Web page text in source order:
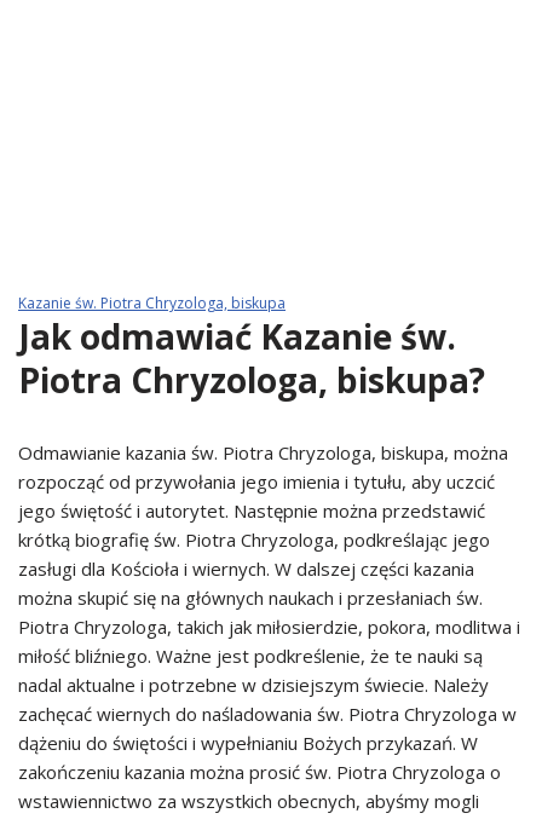
Kazanie św. Piotra Chryzologa, biskupa
Jak odmawiać Kazanie św.
Piotra Chryzologa, biskupa?
Odmawianie kazania św. Piotra Chryzologa, biskupa, można
rozpocząć od przywołania jego imienia i tytułu, aby uczcić
jego świętość i autorytet. Następnie można przedstawić
krótką biografię św. Piotra Chryzologa, podkreślając jego
zasługi dla Kościoła i wiernych. W dalszej części kazania
można skupić się na głównych naukach i przesłaniach św.
Piotra Chryzologa, takich jak miłosierdzie, pokora, modlitwa i
miłość bliźniego. Ważne jest podkreślenie, że te nauki są
nadal aktualne i potrzebne w dzisiejszym świecie. Należy
zachęcać wiernych do naśladowania św. Piotra Chryzologa w
dążeniu do świętości i wypełnianiu Bożych przykazań. W
zakończeniu kazania można prosić św. Piotra Chryzologa o
wstawiennictwo za wszystkich obecnych, abyśmy mogli